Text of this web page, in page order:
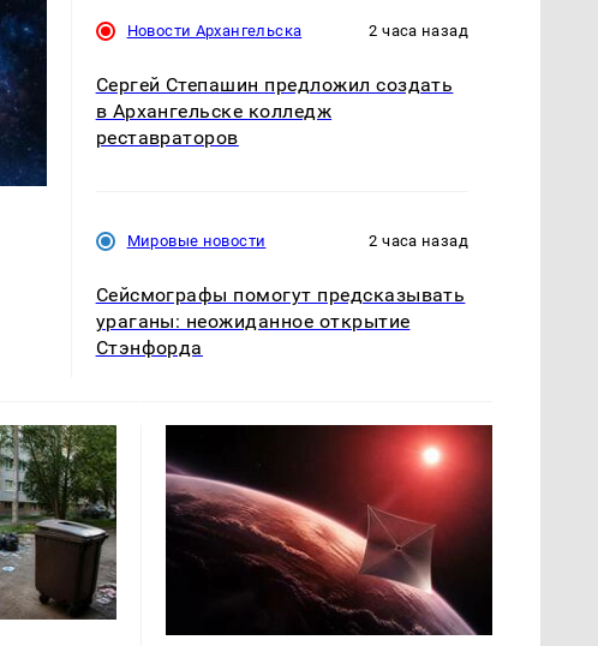
Новости Архангельска 2 часа назад
Сергей Степашин предложил создать
в Архангельске колледж
реставраторов
Мировые новости 2 часа назад
Сейсмографы помогут предсказывать
ураганы: неожиданное открытие
Стэнфорда